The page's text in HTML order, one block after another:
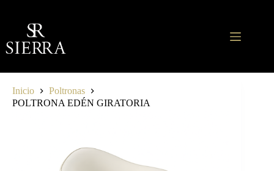
contenido
Inicio
Poltronas
POLTRONA EDÉN GIRATORIA